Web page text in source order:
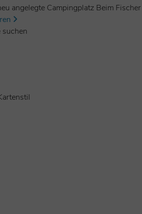
angelegte Campingplatz Beim
suchen